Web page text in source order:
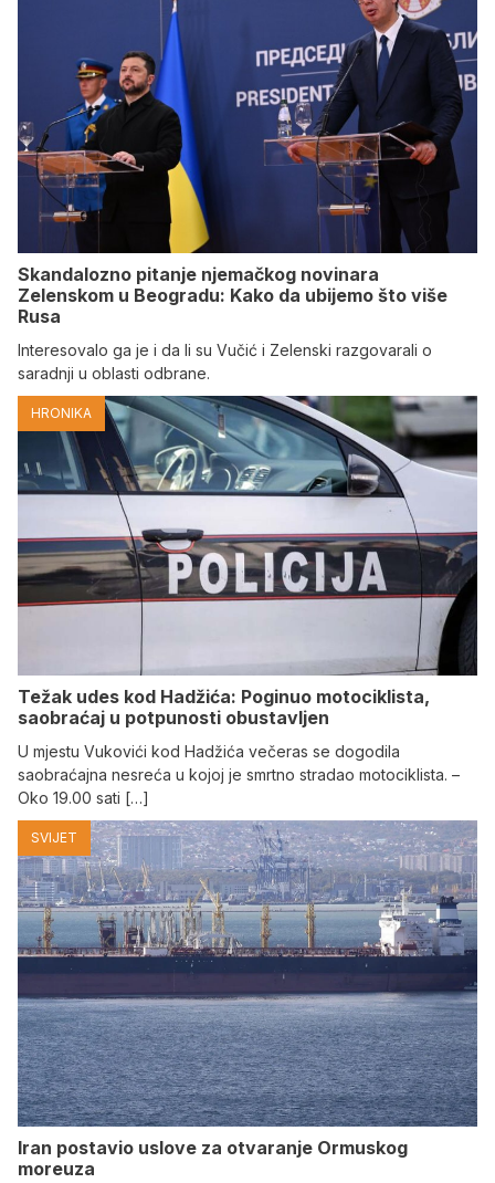
Skandalozno pitanje njemačkog novinara
Zelenskom u Beogradu: Kako da ubijemo što više
Rusa
Interesovalo ga je i da li su Vučić i Zelenski razgovarali o
saradnji u oblasti odbrane.
HRONIKA
Težak udes kod Hadžića: Poginuo motociklista,
saobraćaj u potpunosti obustavljen
U mjestu Vukovići kod Hadžića večeras se dogodila
saobraćajna nesreća u kojoj je smrtno stradao motociklista. –
Oko 19.00 sati […]
SVIJET
Iran postavio uslove za otvaranje Ormuskog
moreuza